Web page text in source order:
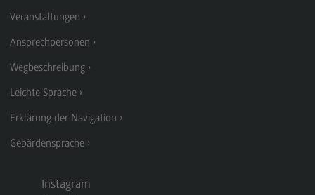
Digitalisierung in der Sozialen Arbeit
Digitalisierung in der Sozialen Arbeit
Modulangebot
Berufsperspektiven
Kontakt
Elektrotechnik und Informationstechnik
Elektrotechnik und Informationstechnik
Veranstaltungen
Ansprechpersonen
Wegbeschreibung
Leichte Sprache
Erklärung der Navigation
Gebärdensprache
Instagram